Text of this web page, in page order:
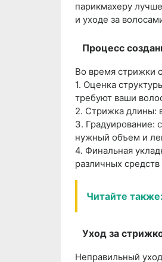
парикмахеру
и уходе за
Процесс
Во время стрижки
1. Оценка
требуют ваши
2. Стрижка длины:
3. Градуирование:
нужный объем и
4. Финальная
различных
Читайте также:
Уход за
Неправильный